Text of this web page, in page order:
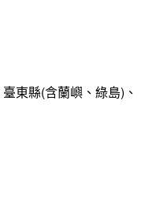
東縣(含蘭嶼、綠島)、